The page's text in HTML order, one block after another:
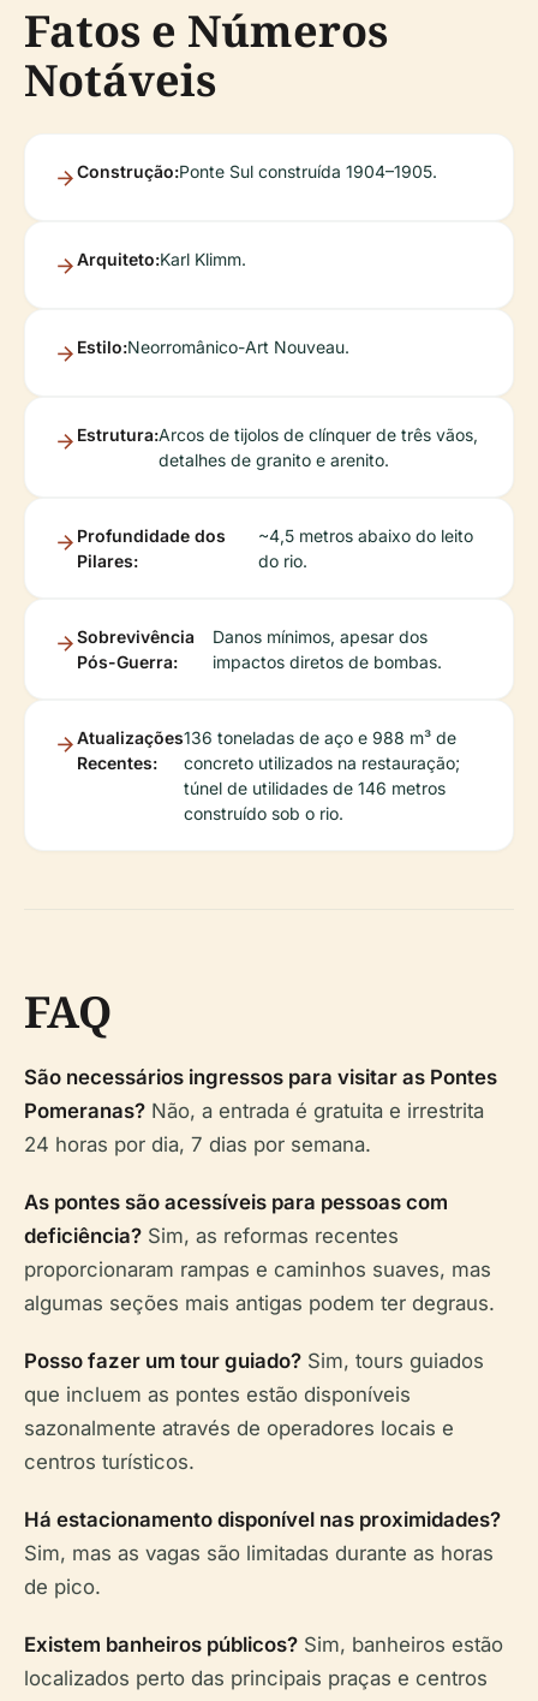
Fatos e Números
Notáveis
Construção:Ponte Sul construída 1904–1905.
Arquiteto:Karl Klimm.
Estilo:Neorromânico-Art Nouveau.
Estrutura:Arcos de tijolos de clínquer de três vãos,
detalhes de granito e arenito.
Profundidade dos
Pilares:
~4,5 metros abaixo do leito
do rio.
Sobrevivência
Pós-Guerra:
Danos mínimos, apesar dos
impactos diretos de bombas.
Atualizações
Recentes:
136 toneladas de aço e 988 m³ de
concreto utilizados na restauração;
túnel de utilidades de 146 metros
construído sob o rio.
FAQ
São necessários ingressos para visitar as Pontes
Pomeranas? Não, a entrada é gratuita e irrestrita
24 horas por dia, 7 dias por semana.
As pontes são acessíveis para pessoas com
deficiência? Sim, as reformas recentes
proporcionaram rampas e caminhos suaves, mas
algumas seções mais antigas podem ter degraus.
Posso fazer um tour guiado? Sim, tours guiados
que incluem as pontes estão disponíveis
sazonalmente através de operadores locais e
centros turísticos.
Há estacionamento disponível nas proximidades?
Sim, mas as vagas são limitadas durante as horas
de pico.
Existem banheiros públicos? Sim, banheiros estão
localizados perto das principais praças e centros